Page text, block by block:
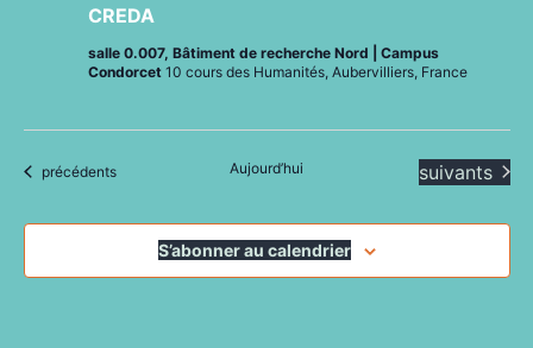
CREDA
salle 0.007, Bâtiment de recherche Nord | Campus
Condorcet 10 cours des Humanités, Aubervilliers, France
Évènements
précédents Aujourd’hui Évènements
suivants
S’abonner au calendrier